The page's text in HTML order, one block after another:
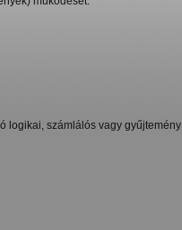
logikai, számlálós vagy gyűjtemény